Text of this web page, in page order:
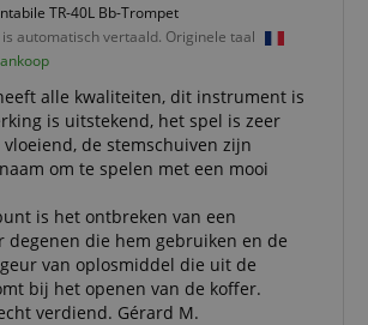
TR-40L Bb-Trompet
automatisch vertaald. Originele taal
alle kwaliteiten, dit instrument is
is uitstekend, het spel is zeer
de stemschuiven zijn
om te spelen met een mooi
is het ontbreken van een
degenen die hem gebruiken en de
van oplosmiddel die uit de
bij het openen van de koffer.
verdiend. Gérard M.
Prestatie
Gericht op
cookies maken
van de website mogelijk, zoals
en accountbeheer. Zonder
cookies kan de website niet
gebruikt.
Aanbieder /
Domein
Vervaldatum
CookieScript
.kirstein.nl
1 jaar 1
maand